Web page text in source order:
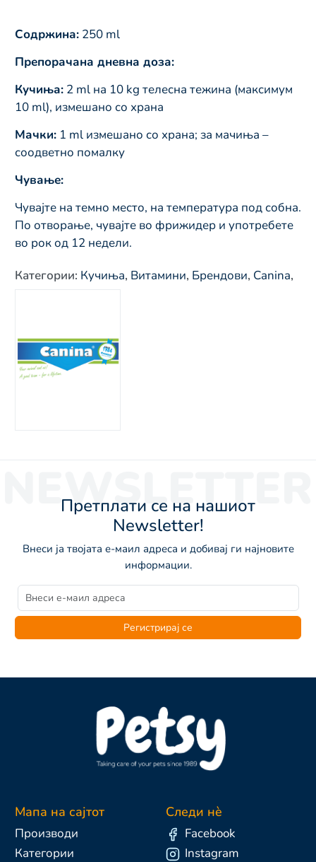
Содржина: 250 ml
Препорачана дневна доза:
Кучиња: 2 ml на 10 kg телесна тежина (максимум
10 ml), измешано со храна
Мачки: 1 ml измешано со храна; за мачиња –
соодветно помалку
Чување:
Чувајте на темно место, на температура под собна.
По отворање, чувајте во фрижидер и употребете
во рок од 12 недели.
Категории: Кучиња, Витамини, Брендови, Canina,
NEWSLETTER
Претплати се на нашиот
Newsletter!
Внеси ја твојата е-маил адреса и добивај ги најновите
информации.
Регистрирај се
Мапа на сајтот
Производи
Категории
Следи нè
Facebook
Instagram